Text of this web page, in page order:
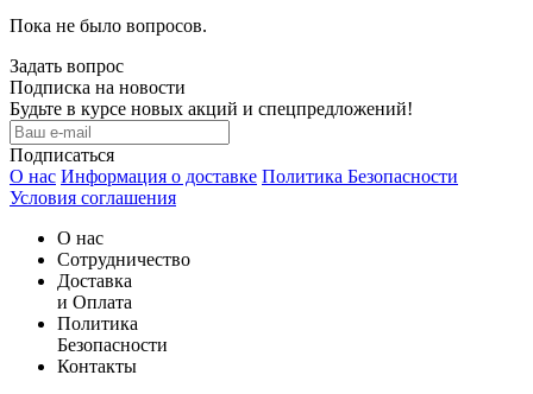
Пока не было вопросов.
Задать вопрос
Подписка на новости
Будьте в курсе новых акций и спецпредложений!
Подписаться
О нас Информация о доставке Политика Безопасности
Условия соглашения
О нас
Сотрудничество
Доставка
и Оплата
Политика
Безопасности
Контакты